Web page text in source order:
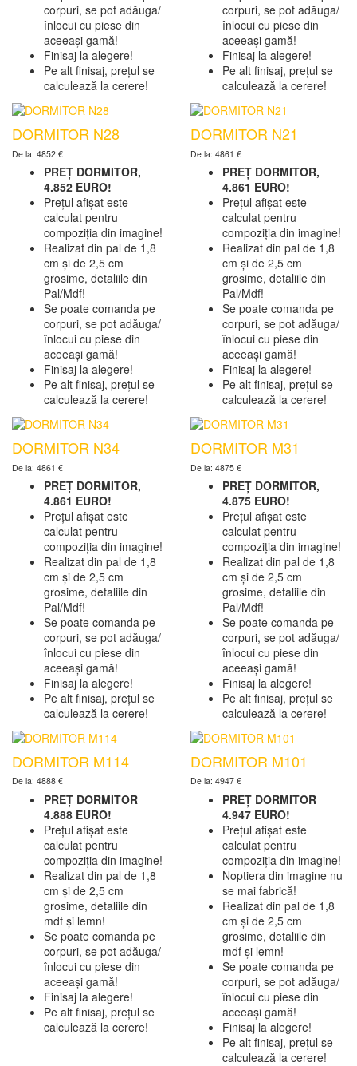
corpuri, se pot adăuga/
înlocui cu piese din
aceeași gamă!
Finisaj la alegere!
Pe alt finisaj, prețul se
calculează la cerere!
corpuri, se pot adăuga/
înlocui cu piese din
aceeași gamă!
Finisaj la alegere!
Pe alt finisaj, prețul se
calculează la cerere!
DORMITOR N28
De la: 4852 €
PREȚ DORMITOR,
4.852 EURO!
Prețul afișat este
calculat pentru
compoziția din imagine!
Realizat din pal de 1,8
cm și de 2,5 cm
grosime, detaliile din
Pal/Mdf!
Se poate comanda pe
corpuri, se pot adăuga/
înlocui cu piese din
aceeași gamă!
Finisaj la alegere!
Pe alt finisaj, prețul se
calculează la cerere!
DORMITOR N21
De la: 4861 €
PREȚ DORMITOR,
4.861 EURO!
Prețul afișat este
calculat pentru
compoziția din imagine!
Realizat din pal de 1,8
cm și de 2,5 cm
grosime, detaliile din
Pal/Mdf!
Se poate comanda pe
corpuri, se pot adăuga/
înlocui cu piese din
aceeași gamă!
Finisaj la alegere!
Pe alt finisaj, prețul se
calculează la cerere!
DORMITOR N34
De la: 4861 €
PREȚ DORMITOR,
4.861 EURO!
Prețul afișat este
calculat pentru
compoziția din imagine!
Realizat din pal de 1,8
cm și de 2,5 cm
grosime, detaliile din
Pal/Mdf!
Se poate comanda pe
corpuri, se pot adăuga/
înlocui cu piese din
aceeași gamă!
Finisaj la alegere!
Pe alt finisaj, prețul se
calculează la cerere!
DORMITOR M31
De la: 4875 €
PREȚ DORMITOR,
4.875 EURO!
Prețul afișat este
calculat pentru
compoziția din imagine!
Realizat din pal de 1,8
cm și de 2,5 cm
grosime, detaliile din
Pal/Mdf!
Se poate comanda pe
corpuri, se pot adăuga/
înlocui cu piese din
aceeași gamă!
Finisaj la alegere!
Pe alt finisaj, prețul se
calculează la cerere!
DORMITOR M114
De la: 4888 €
PREȚ DORMITOR
4.888 EURO!
Prețul afișat este
calculat pentru
compoziția din imagine!
Realizat din pal de 1,8
cm și de 2,5 cm
grosime, detaliile din
mdf și lemn!
Se poate comanda pe
corpuri, se pot adăuga/
înlocui cu piese din
aceeași gamă!
Finisaj la alegere!
Pe alt finisaj, prețul se
calculează la cerere!
DORMITOR M101
De la: 4947 €
PREȚ DORMITOR
4.947 EURO!
Prețul afișat este
calculat pentru
compoziția din imagine!
Noptiera din imagine nu
se mai fabrică!
Realizat din pal de 1,8
cm și de 2,5 cm
grosime, detaliile din
mdf și lemn!
Se poate comanda pe
corpuri, se pot adăuga/
înlocui cu piese din
aceeași gamă!
Finisaj la alegere!
Pe alt finisaj, prețul se
calculează la cerere!